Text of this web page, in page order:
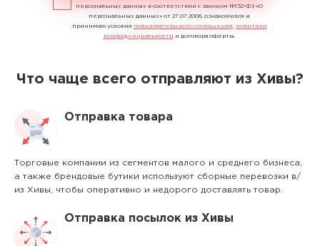
персональных данных в соответствии с законом №152-ФЗ «О
персональных данных» от 27.07.2006, ознакомился и
принимаю условия пользовательского соглашения
политики
конфиденциальности и договора оферты.
Что чаще всего отправляют из Хивы?
Отправка товара
Торговые компании из сегментов малого и среднего бизнеса,
а также брендовые бутики используют сборные перевозки в/
из Хивы, чтобы оперативно и недорого доставлять товар.
Отправка посылок из Хивы